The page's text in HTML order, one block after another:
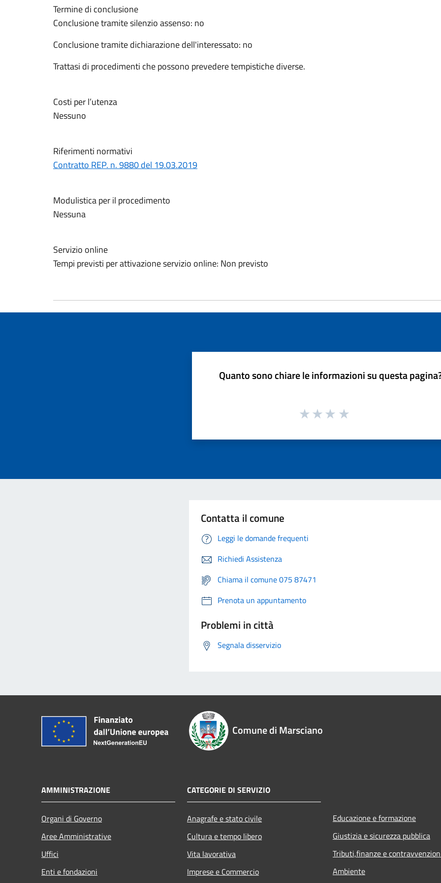
Termine di conclusione
Conclusione tramite silenzio assenso: no
Conclusione tramite dichiarazione dell'interessato: no
Trattasi di procedimenti che possono prevedere tempistiche diverse.
Costi per l’utenza
Nessuno
Riferimenti normativi
Contratto REP. n. 9880 del 19.03.2019
Modulistica per il procedimento
Nessuna
Servizio online
Tempi previsti per attivazione servizio online: Non previsto
Quanto sono chiare le informazioni su questa
Contatta il comune
Leggi le domande frequenti
Richiedi Assistenza
Chiama il comune 075 87471
Prenota un appuntamento
Problemi in città
Segnala disservizio
Comune di Marsciano
AMMINISTRAZIONE
Organi di Governo
Aree Amministrative
Uffici
Enti e fondazioni
CATEGORIE DI SERVIZIO
Anagrafe e stato civile
Cultura e tempo libero
Vita lavorativa
Imprese e Commercio
Educazione e formazione
Giustizia e sicurezza pubblica
Tributi,finanze e
Ambiente